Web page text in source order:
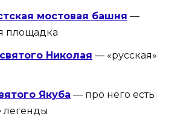
мостовая башня —
площадка
Николая — «русская»
Якуба — про него есть
легенды